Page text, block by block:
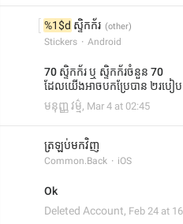
%1$d ស្ទិកក័រ
Stickers Android
70 ស្ទិកក័រ ឬ ស្ទិកក័រចំនួន 70
ដែលយើងអាចបកប្រែបាន ២របៀ
មនុញ្ញ វម្ម៌, Mar 4 at 02:45
ត្រឡប់មកវិញ
Common.Back iOS
Ok
Deleted Account, Feb 24 at